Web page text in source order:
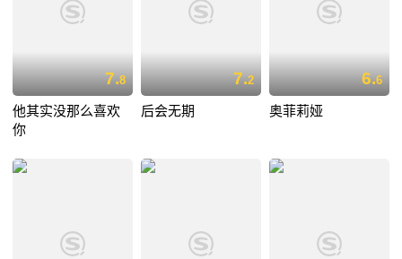
7.8
他其实没那么喜欢
你
7.2
后会无期
6.6
奥菲莉娅